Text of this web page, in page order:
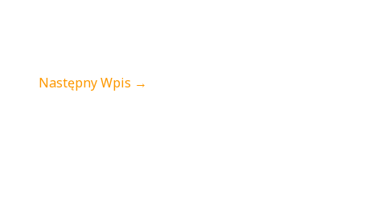
Następny Wpis →